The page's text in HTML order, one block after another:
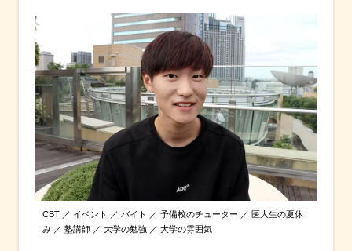
CBT ／ イベント ／ バイト ／ 予備校のチューター ／ 医大生の夏休
み ／ 塾講師 ／ 大学の勉強 ／ 大学の雰囲気